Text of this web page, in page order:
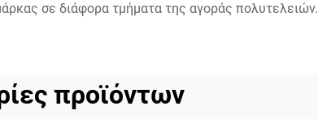
σε διάφορα τμήματα της αγοράς πολυτελειών.
προϊόντων